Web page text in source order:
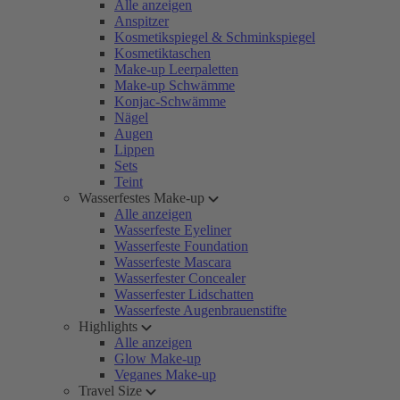
Alle anzeigen
Anspitzer
Kosmetikspiegel & Schminkspiegel
Kosmetiktaschen
Make-up Leerpaletten
Make-up Schwämme
Konjac-Schwämme
Nägel
Augen
Lippen
Sets
Teint
Wasserfestes Make-up
Alle anzeigen
Wasserfeste Eyeliner
Wasserfeste Foundation
Wasserfeste Mascara
Wasserfester Concealer
Wasserfester Lidschatten
Wasserfeste Augenbrauenstifte
Highlights
Alle anzeigen
Glow Make-up
Veganes Make-up
Travel Size